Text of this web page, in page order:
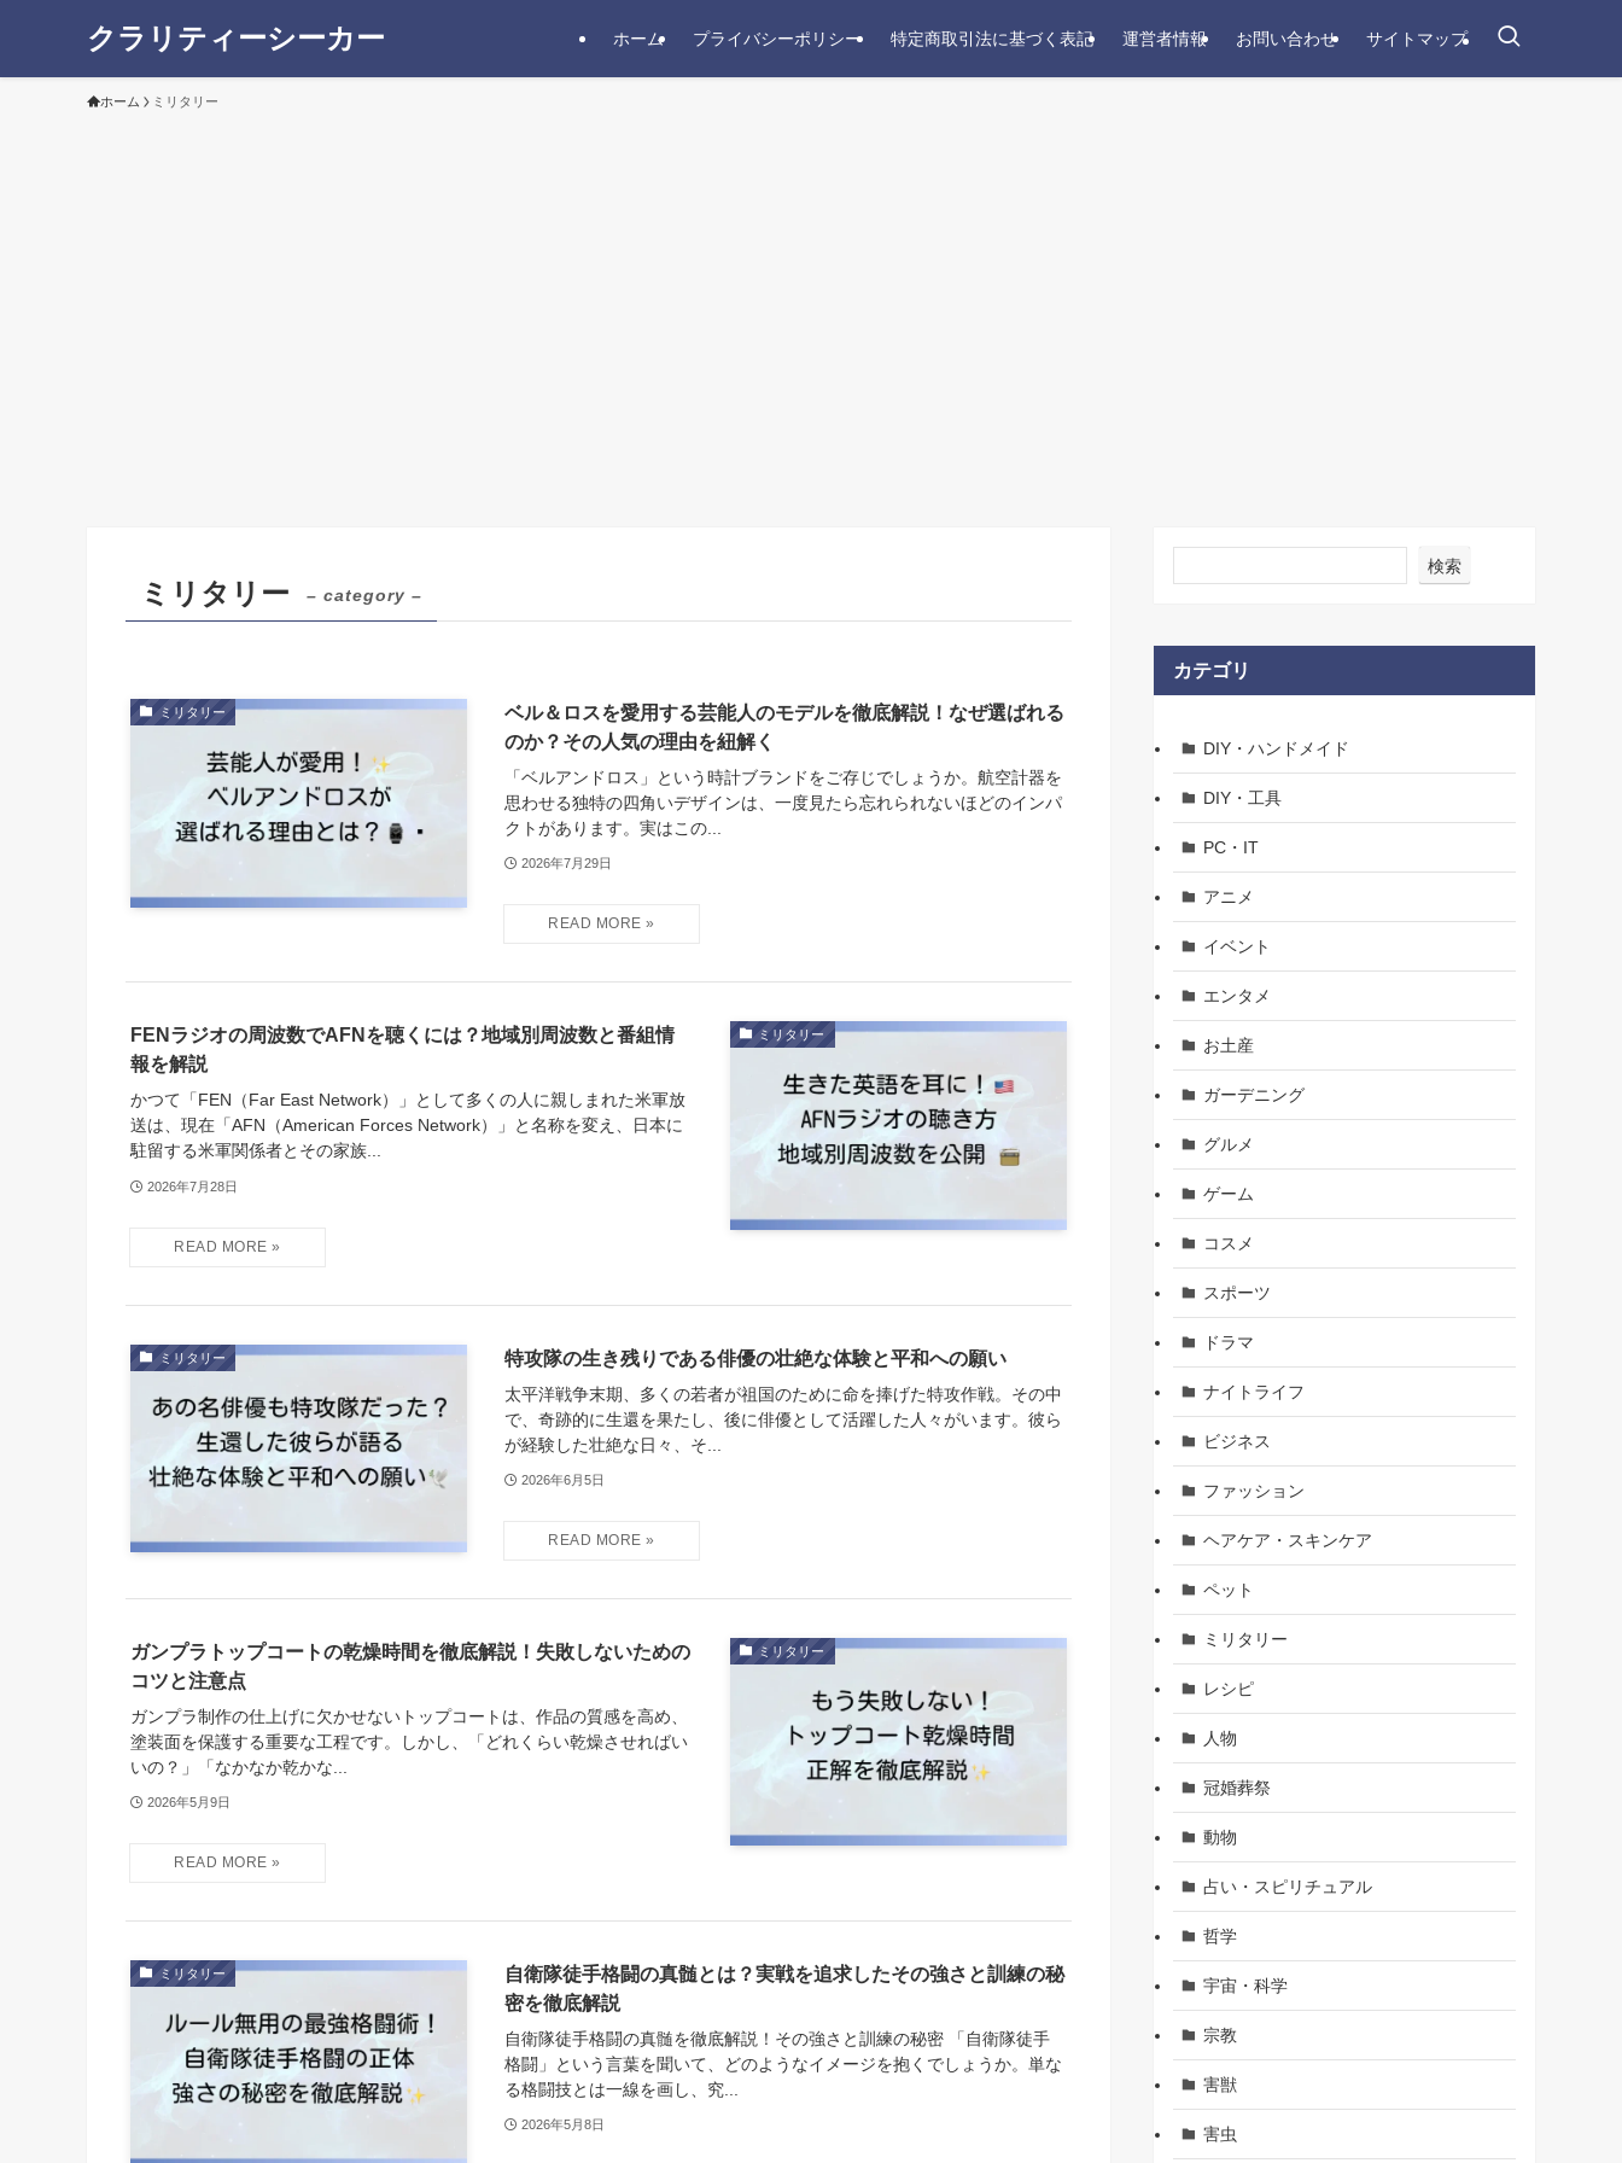
クラリティーシーカー ホーム プライバシーポリシー 特定商取引法に基づく表記 運営者情報 お問い合わせ サイトマップ
ホーム ミリタリー
ミリタリー – category –
ミリタリー
ベル＆ロスを愛用する芸能人のモデルを徹底解説！なぜ選ばれる
のか？その人気の理由を紐解く
「ベルアンドロス」という時計ブランドをご存じでしょうか。航空計器を
思わせる独特の四角いデザインは、一度見たら忘れられないほどのインパ
クトがあります。実はこの...
2026年7月29日
ミリタリー
FENラジオの周波数でAFNを聴くには？地域別周波数と番組情
報を解説
かつて「FEN（Far East Network）」として多くの人に親しまれた米軍放
送は、現在「AFN（American Forces Network）」と名称を変え、日本に
駐留する米軍関係者とその家族...
2026年7月28日
ミリタリー 特攻隊の生き残りである俳優の壮絶な体験と平和への願い
太平洋戦争末期、多くの若者が祖国のために命を捧げた特攻作戦。その中
で、奇跡的に生還を果たし、後に俳優として活躍した人々がいます。彼ら
が経験した壮絶な日々、そ...
2026年6月5日
ミリタリー
ガンプラトップコートの乾燥時間を徹底解説！失敗しないための
コツと注意点
ガンプラ制作の仕上げに欠かせないトップコートは、作品の質感を高め、
塗装面を保護する重要な工程です。しかし、「どれくらい乾燥させればい
いの？」「なかなか乾かな...
2026年5月9日
ミリタリー
自衛隊徒手格闘の真髄とは？実戦を追求したその強さと訓練の秘
密を徹底解説
自衛隊徒手格闘の真髄を徹底解説！その強さと訓練の秘密 「自衛隊徒手
格闘」という言葉を聞いて、どのようなイメージを抱くでしょうか。単な
る格闘技とは一線を画し、究...
2026年5月8日
検索
カテゴリ
DIY・ハンドメイド
DIY・工具
PC・IT
アニメ
イベント
エンタメ
お土産
ガーデニング
グルメ
ゲーム
コスメ
スポーツ
ドラマ
ナイトライフ
ビジネス
ファッション
ヘアケア・スキンケア
ペット
ミリタリー
レシピ
人物
冠婚葬祭
動物
占い・スピリチュアル
哲学
宇宙・科学
宗教
害獣
害虫